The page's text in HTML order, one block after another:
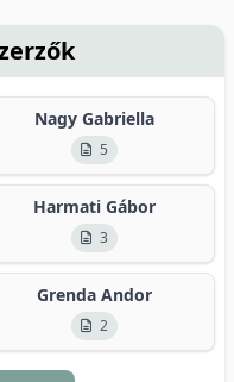
Nagy Gabriella
5
Harmati Gábor
3
Grenda Andor
2